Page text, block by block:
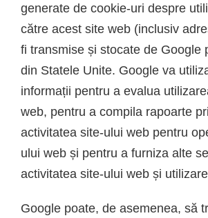
generate de cookie-uri despre
către acest site web (inclusiv
fi transmise și stocate de Google
din Statele Unite. Google va
informații pentru a evalua
web, pentru a compila rapoarte
activitatea site-ului web pentru
ului web și pentru a furniza alte
activitatea site-ului web și
Google poate, de asemenea, să